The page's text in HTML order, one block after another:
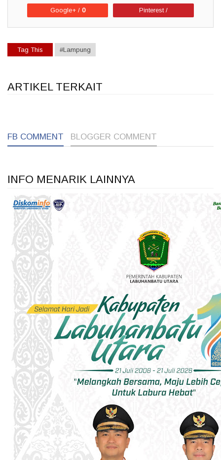
Google+ / 0 Pinterest /
Tag This #Lampung
ARTIKEL TERKAIT
FB COMMENT BLOGGER COMMENT
INFO MENARIK LAINNYA